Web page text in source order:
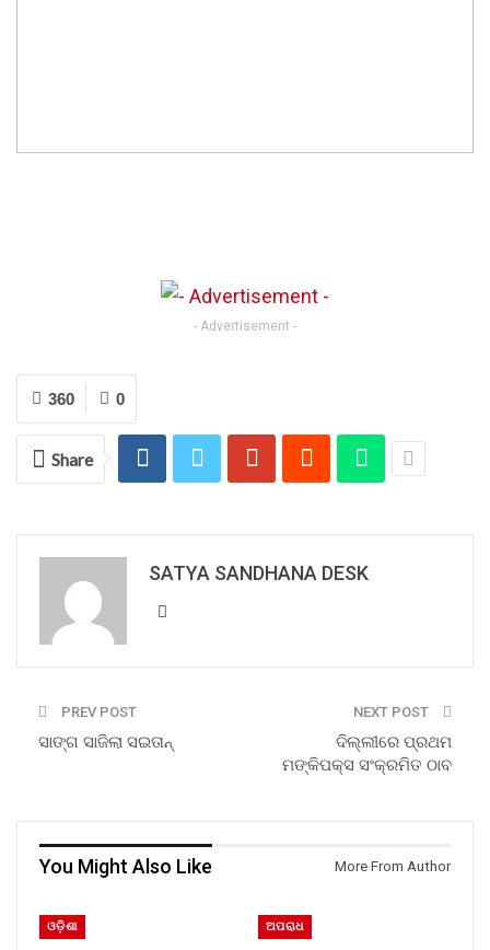
- Advertisement -
0
360
Share
SATYA SANDHANA DESK
PREV POST
ସାଙ୍ଗ ସାଜିଲା ସଇତାନ୍
NEXT POST
ଦିଲ୍ଲୀରେ ପ୍ରଥମ
ମଙ୍କିପକ୍ସ ସଂକ୍ରମିତ ଠାବ
You Might Also Like More From Author
ଓଡ଼ିଶା ଅପରାଧ